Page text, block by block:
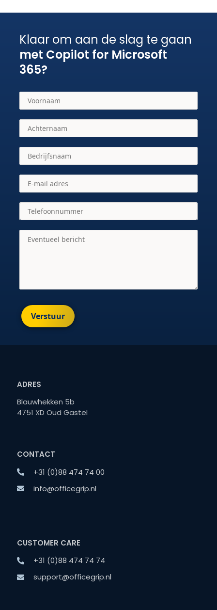
Klaar om aan de slag te gaan
met Copilot for Microsoft
365?
Verstuur
ADRES
Blauwhekken 5b
4751 XD Oud Gastel
CONTACT
+31 (0)88 474 74 00
info@officegrip.nl
CUSTOMER CARE
+31 (0)88 474 74 74
support@officegrip.nl